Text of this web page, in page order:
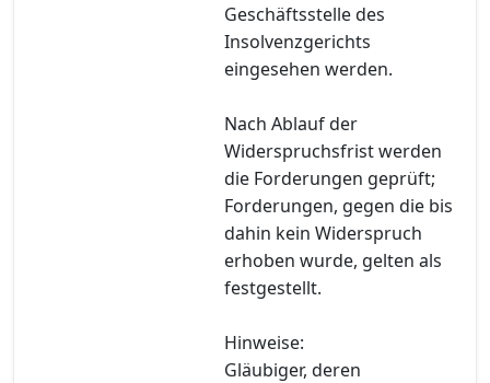
Geschäftsstelle des
Insolvenzgerichts
eingesehen werden.
Nach Ablauf der
Widerspruchsfrist werden
die Forderungen geprüft;
Forderungen, gegen die bis
dahin kein Widerspruch
erhoben wurde, gelten als
festgestellt.
Hinweise:
Gläubiger, deren